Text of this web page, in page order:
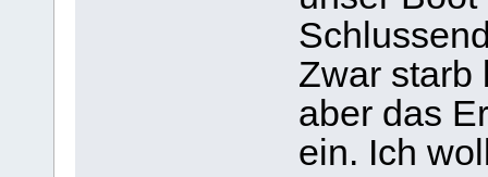
Zwar starb
aber das
ein. Ich